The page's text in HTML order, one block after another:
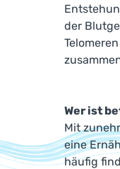
der
Wer ist
Mit
eine
häufig